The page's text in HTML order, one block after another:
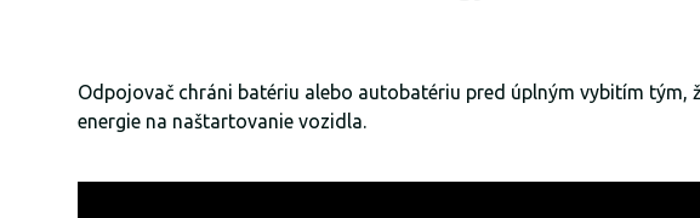
Odpojovač chráni batériu alebo autobatériu pred úplným vybitím
energie na naštartovanie vozidla.